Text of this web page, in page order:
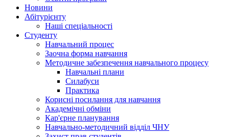
Hовини
Абітурієнту
Наші спеціальності
Студенту
Навчальний процес
Заочна форма навчання
Методичне забезпечення навчального процесу
Навчальні плани
Силабуси
Практика
Корисні посилання для навчання
Академічні обміни
Кар'єрне планування
Навчально-методичний відділ ЧНУ